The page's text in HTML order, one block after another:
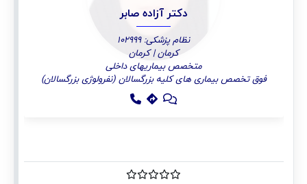
دکتر آ‌زاده صابر
نظام پزشکی: 102999
کرمان | کرمان
متخصص بیماریهای داخلی
فوق تخصص بیماری های کلیه بزرگسالان (نفرولوژی بزرگسالان)